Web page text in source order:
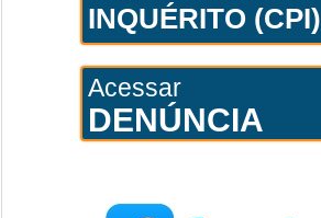
INQUÉRITO (CPI)
Acessar
DENÚNCIA